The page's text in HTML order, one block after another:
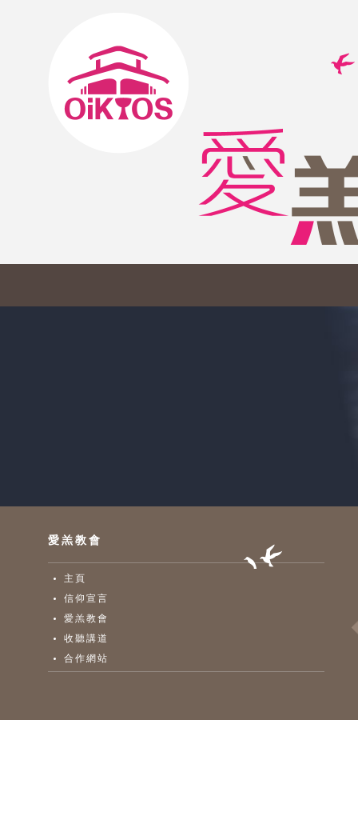
愛羔教會
主頁
信仰宣言
愛羔教會
收聽講道
合作網站